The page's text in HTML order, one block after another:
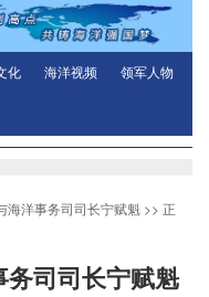
化 海洋视频 领军人物
海洋事务司司长宁赋魁 >> 正
司司长宁赋魁